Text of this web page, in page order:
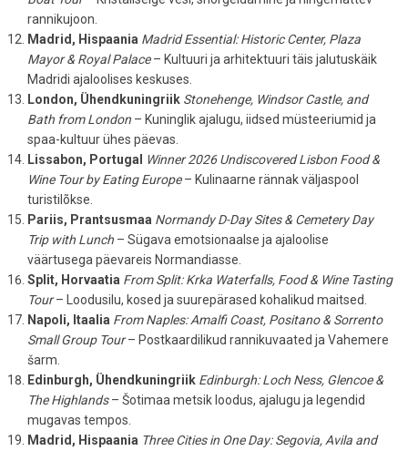
rannikujoon.
Madrid, Hispaania Madrid Essential: Historic Center, Plaza
Mayor & Royal Palace– Kultuuri ja arhitektuuri täis jalutuskäik
Madridi ajaloolises keskuses.
London, Ühendkuningriik Stonehenge, Windsor Castle, and
Bath from London – Kuninglik ajalugu, iidsed müsteeriumid ja
spaa-kultuur ühes päevas.
Lissabon, Portugal
Winner 2026 Undiscovered Lisbon Food &
Wine Tour by Eating Europe– Kulinaarne rännak väljaspool
turistilõkse.
Pariis, Prantsusmaa Normandy D-Day Sites & Cemetery Day
Trip with Lunch – Sügava emotsionaalse ja ajaloolise
väärtusega päevareis Normandiasse.
Split, Horvaatia From Split: Krka Waterfalls, Food & Wine Tasting
Tour– Loodusilu, kosed ja suurepärased kohalikud maitsed.
Napoli, Itaalia From Naples: Amalfi Coast, Positano & Sorrento
Small Group Tour– Postkaardilikud rannikuvaated ja Vahemere
šarm.
Edinburgh, Ühendkuningriik Edinburgh: Loch Ness, Glencoe &
The Highlands– Šotimaa metsik loodus, ajalugu ja legendid
mugavas tempos.
Madrid, Hispaania Three Cities in One Day: Segovia, Avila and